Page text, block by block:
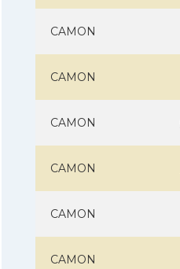
CAMON
CAMON
CAMON
CAMON
CAMON
CAMON